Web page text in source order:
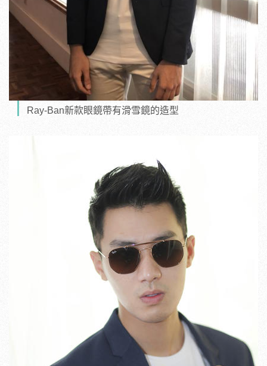
Ray-Ban新款眼鏡帶有滑雪鏡的造型